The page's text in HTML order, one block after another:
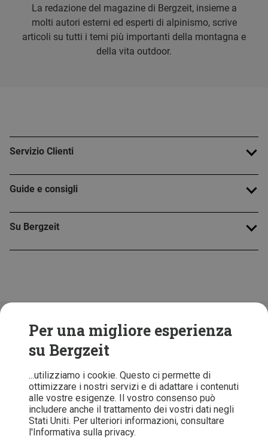
Per una migliore esperienza
su Bergzeit
...utilizziamo i cookie. Questo ci permette di
ottimizzare i nostri servizi e di adattare i contenuti
alle vostre esigenze. Il vostro consenso può
includere anche il trattamento dei vostri dati negli
Stati Uniti. Per ulteriori informazioni, consultare
l'Informativa sulla privacy.
La redazione del magazine di Bergzeit, insieme a
molti autori esterni ed esperti di alpinismo, scrive
articoli su tutti i temi più importanti della montagna e
della vita outdoor.
Servizio Clienti
Guide e consigli
Su Bergzeit